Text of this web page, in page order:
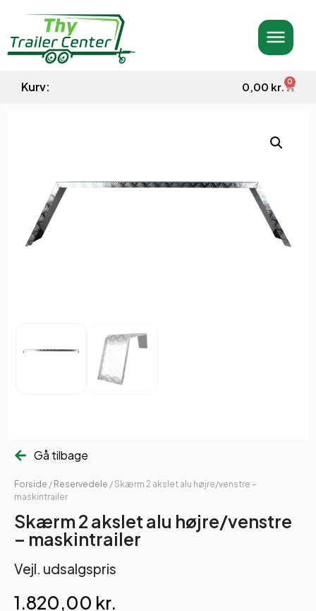
Kurv: 0,00 kr. 0
Gå tilbage
Forside / Reservedele / Skærm 2 akslet alu højre/venstre –
maskintrailer
Skærm 2 akslet alu højre/venstre
– maskintrailer
Vejl. udsalgspris
1.820,00 kr.